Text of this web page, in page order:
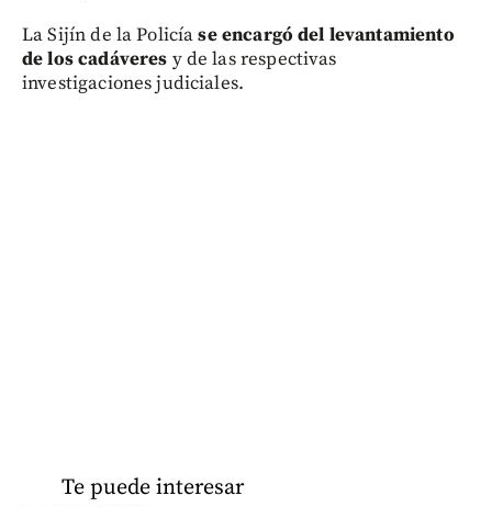
La Sijín de la Policíase encargó del levantamiento
de los cadáveres y de las respectivas
investigaciones judiciales.
Te puede interesar